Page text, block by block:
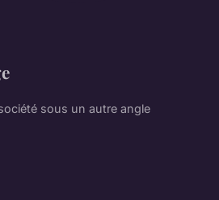
sous un autre angle